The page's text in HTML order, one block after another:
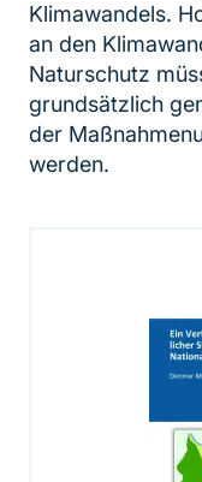
Klimawandels.
an den
Naturschutz
grundsätzlich
der
werden.